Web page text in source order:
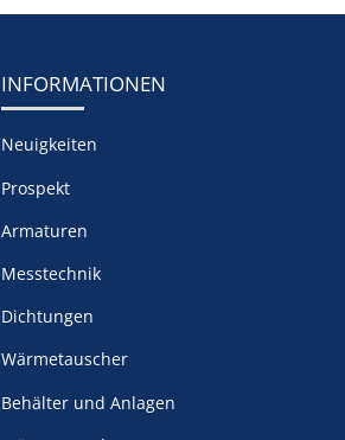
INFORMATIONEN
Neuigkeiten
Prospekt
Armaturen
Messtechnik
Dichtungen
Wärmetauscher
Behälter und Anlagen